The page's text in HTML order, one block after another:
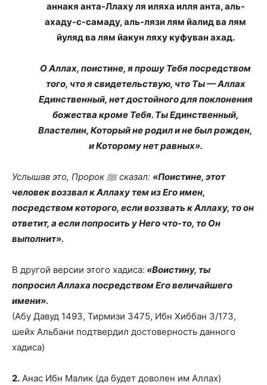
аннакя анта-Ллаху ля иляха илля анта, аль-
ахаду-с-самаду, аль-лязи лям йалид ва лям
йуляд ва лям йакун ляху куфуван ахад.
О Аллах, поистине, я прошу Тебя посредством
того, что я свидетельствую, что Ты — Аллах
Единственный, нет достойного для поклонения
божества кроме Тебя. Ты Единственный,
Властелин, Который не родил и не был рожден,
и Которому нет равных».
Услышав это, Пророк ﷺ сказал: «Поистине, этот
человек воззвал к Аллаху тем из Его имен,
посредством которого, если воззвать к Аллаху, то он
ответит, а если попросить у Него что-то, то Он
выполнит».
В другой версии этого хадиса: «Воистину, ты
попросил Аллаха посредством Его величайшего
имени».
(Абу Давуд 1493, Тирмизи 3475, Ибн Хиббан 3/173,
шейх Альбани подтвердил достоверность данного
хадиса)
2. Анас Ибн Малик (да будет доволен им Аллах)